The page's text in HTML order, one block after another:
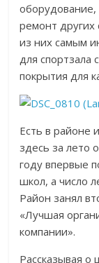
ремонт других
из них самым
для спортзала
покрытия для
Есть в районе
здесь за лето
году впервые
школ, а число
Район занял
«Лучшая
компании».
Рассказывая о